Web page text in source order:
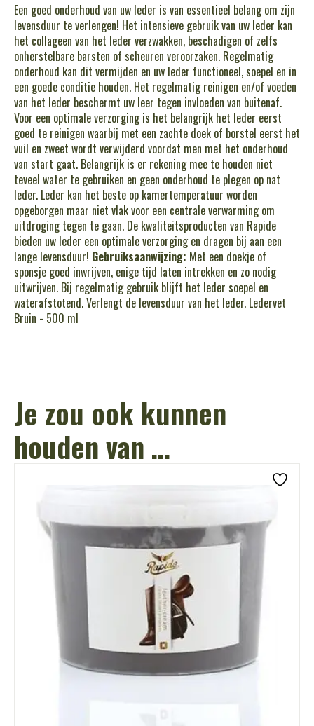
Een goed onderhoud van uw leder is van essentieel belang om zijn
levensduur te verlengen! Het intensieve gebruik van uw leder kan
het collageen van het leder verzwakken, beschadigen of zelfs
onherstelbare barsten of scheuren veroorzaken. Regelmatig
onderhoud kan dit vermijden en uw leder functioneel, soepel en in
een goede conditie houden. Het regelmatig reinigen en/of voeden
van het leder beschermt uw leer tegen invloeden van buitenaf.
Voor een optimale verzorging is het belangrijk het leder eerst
goed te reinigen waarbij met een zachte doek of borstel eerst het
vuil en zweet wordt verwijderd voordat men met het onderhoud
van start gaat. Belangrijk is er rekening mee te houden niet
teveel water te gebruiken en geen onderhoud te plegen op nat
leder. Leder kan het beste op kamertemperatuur worden
opgeborgen maar niet vlak voor een centrale verwarming om
uitdroging tegen te gaan. De kwaliteitsproducten van Rapide
bieden uw leder een optimale verzorging en dragen bij aan een
lange levensduur! Gebruiksaanwijzing: Met een doekje of
sponsje goed inwrijven, enige tijd laten intrekken en zo nodig
uitwrijven. Bij regelmatig gebruik blijft het leder soepel en
waterafstotend. Verlengt de levensduur van het leder. Ledervet
Bruin - 500 ml
Je zou ook kunnen
houden van …